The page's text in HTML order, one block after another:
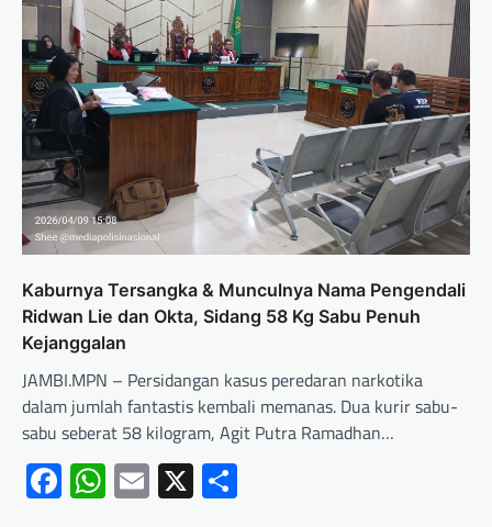
Kaburnya Tersangka & Munculnya Nama Pengendali
Ridwan Lie dan Okta, Sidang 58 Kg Sabu Penuh
Kejanggalan
JAMBI.MPN – Persidangan kasus peredaran narkotika
dalam jumlah fantastis kembali memanas. Dua kurir sabu-
sabu seberat 58 kilogram, Agit Putra Ramadhan…
Facebook
WhatsApp
Email
X